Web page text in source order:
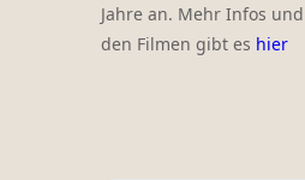
Jahre an. Mehr Infos
den Filmen gibt es hier